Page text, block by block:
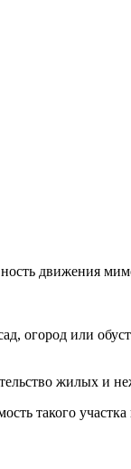
движения
огород или
жилых и
такого участка